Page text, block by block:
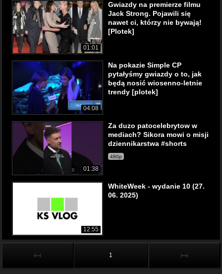
01:01
Gwiazdy na premierze filmu
Jack Strong. Pojawili się
nawet ci, którzy nie bywają!
[Plotek]
04:08
Na pokazie Simple CP
pytałyśmy gwiazdy o to, jak
będą nosić wiosenno-letnie
trendy [plotek]
01:38
Za duzo patocelebrytow w
mediach? Sikora mowi o misji
dziennikarstwa #shorts
480p
12:55
WhiteWeek - wydanie 10 (27.
06. 2025)
↤ 1 ↦